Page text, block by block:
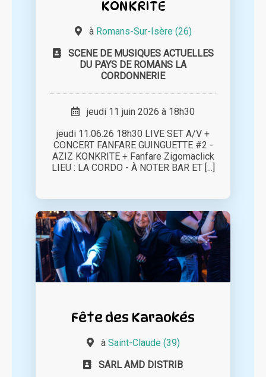
KONKRITE
à Romans-Sur-Isère (26)
SCENE DE MUSIQUES ACTUELLES
DU PAYS DE ROMANS LA
CORDONNERIE
jeudi 11 juin 2026 à 18h30
jeudi 11.06.26 18h30 LIVE SET A/V +
CONCERT FANFARE GUINGUETTE #2 -
AZIZ KONKRITE + Fanfare Zigomaclick
LIEU : LA CORDO - À NOTER BAR ET [...]
Fête des Karaokés
à Saint-Claude (39)
SARL AMD DISTRIB